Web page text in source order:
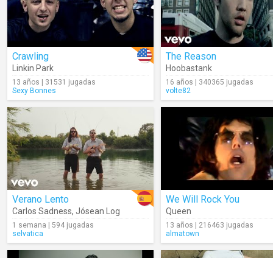
Crawling
Linkin Park
13 años | 31531 jugadas
Sexy Bonnes
The Reason
Hoobastank
16 años | 340365 jugadas
volte82
Verano Lento
Carlos Sadness, Jósean Log
1 semana | 594 jugadas
selvatica
We Will Rock You
Queen
13 años | 216463 jugadas
almatown